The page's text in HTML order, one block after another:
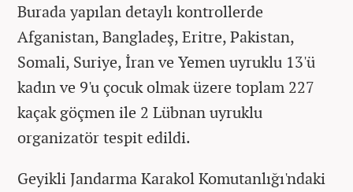
Burada yapılan detaylı kontrollerde
Afganistan, Bangladeş, Eritre, Pakistan,
Somali, Suriye, İran ve Yemen uyruklu 13'ü
kadın ve 9'u çocuk olmak üzere toplam 227
kaçak göçmen ile 2 Lübnan uyruklu
organizatör tespit edildi.
Geyikli Jandarma Karakol Komutanlığı'ndaki